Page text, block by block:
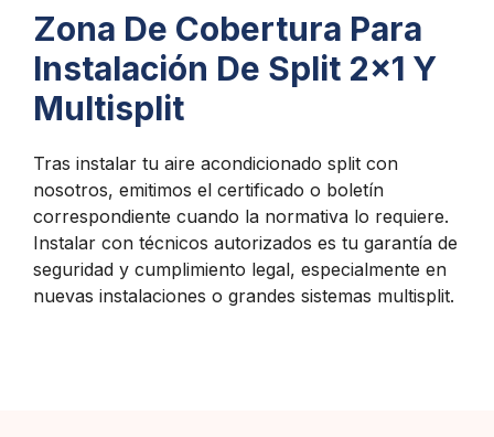
Zona De Cobertura Para
Instalación De Split 2x1 Y
Multisplit
Tras instalar tu aire acondicionado split con
nosotros, emitimos el certificado o boletín
correspondiente cuando la normativa lo requiere.
Instalar con técnicos autorizados es tu garantía de
seguridad y cumplimiento legal, especialmente en
nuevas instalaciones o grandes sistemas multisplit.